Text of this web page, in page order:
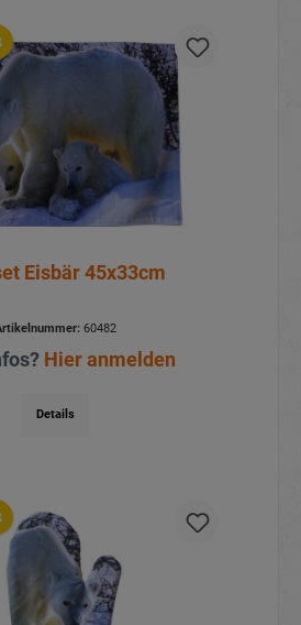
Eisbär 45x33cm
60482
Hier anmelden
Details